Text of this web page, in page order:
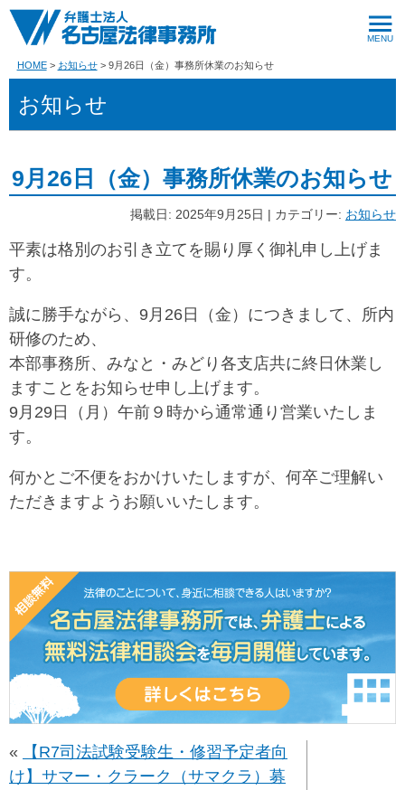
HOME お知らせ 9月26日（金）事務所休業のお知らせ
お知らせ
9月26日（金）事務所休業のお知らせ
掲載日: 2025年9月25日 | カテゴリー: お知らせ
平素は格別のお引き立てを賜り厚く御礼申し上げま
す。
誠に勝手ながら、9月26日（金）につきまして、所内
研修のため、
本部事務所、みなと・みどり各支店共に終日休業し
ますことをお知らせ申し上げます。
9月29日（月）午前９時から通常通り営業いたしま
す。
何かとご不便をおかけいたしますが、何卒ご理解い
ただきますようお願いいたします。
«
【R7司法試験受験生・修習予定者向
け】サマー・クラーク（サマクラ）募